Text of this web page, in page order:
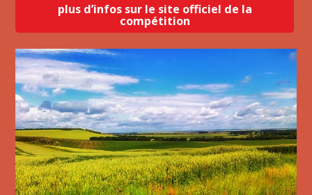
plus d’infos sur le site officiel de la
compétition